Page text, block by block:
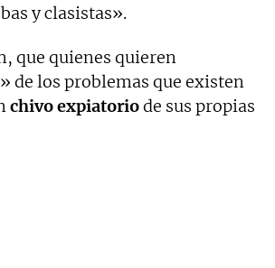
y clasistas».
que quienes quieren
los problemas que existen
chivo expiatoriode sus propias